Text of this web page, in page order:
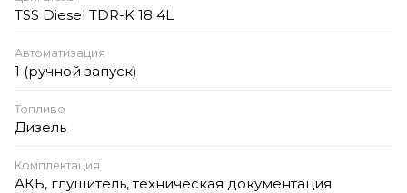
TSS Diesel TDR-K 18 4L
Автоматизация
1 (ручной запуск)
Топливо
Дизель
Комплектация
АКБ, глушитель, техническая документация